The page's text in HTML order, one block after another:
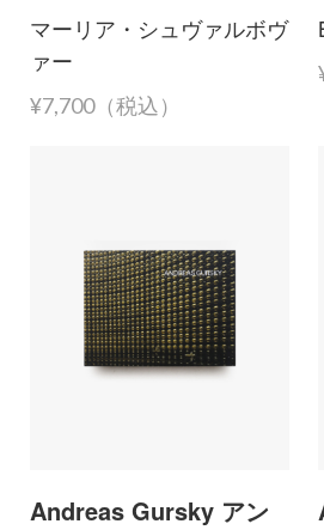
マーリア・シュヴァルボヴ
ァー
¥7,700（税込）
Andreas Gursky アン